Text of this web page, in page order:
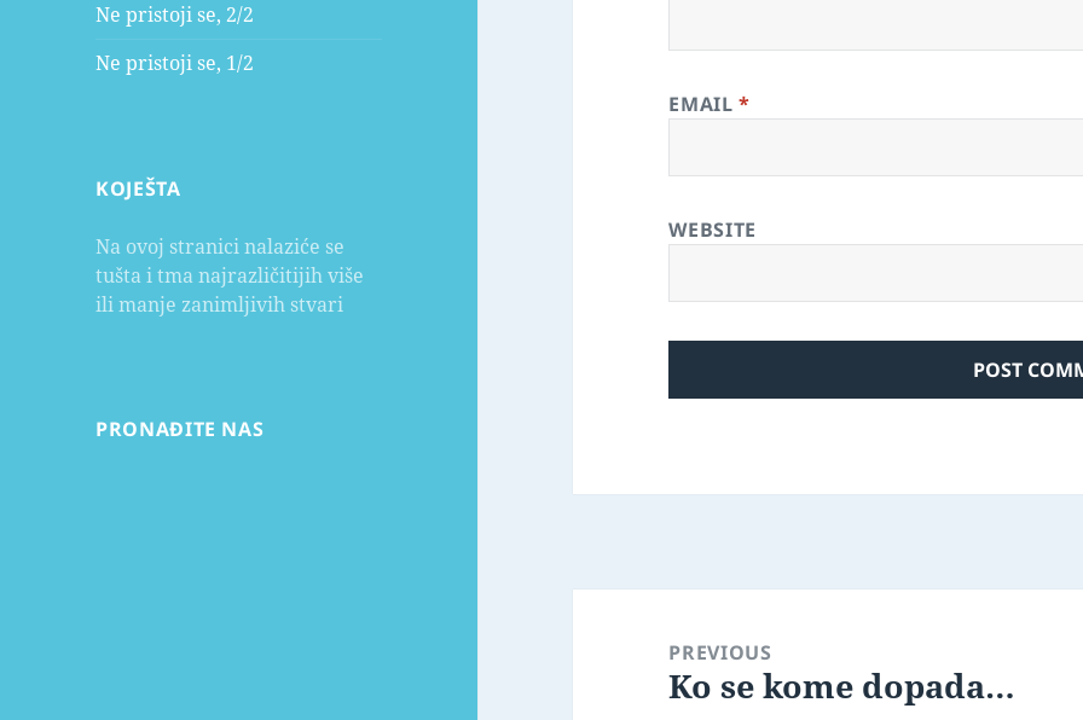
Ne pristoji se, 2/2
Ne pristoji se, 1/2
KOJEŠTA
Na ovoj stranici nalaziće se
tušta i tma najrazličitijih više
ili manje zanimljivih stvari
PRONAĐITE NAS
EMAIL*
WEBSITE
navigationPREVIOUS
Previous
Ko se kome dopada…